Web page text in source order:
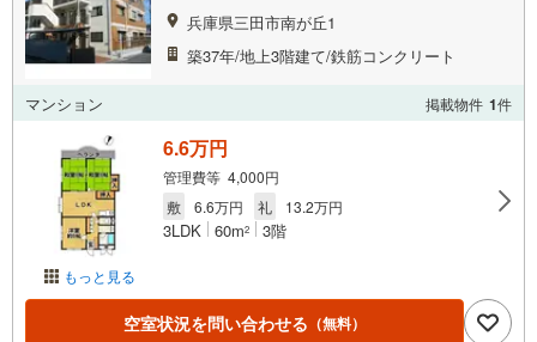
兵庫県三田市南が丘1
築37年/地上3階建て/鉄筋コンクリート
マンション 掲載物件 1件
もっと見る
6.6万円
管理費等 4,000円
敷
6.6万円 礼 13.2万円
3LDK 60m2 3階
空室状況を問い合わせる （無料）